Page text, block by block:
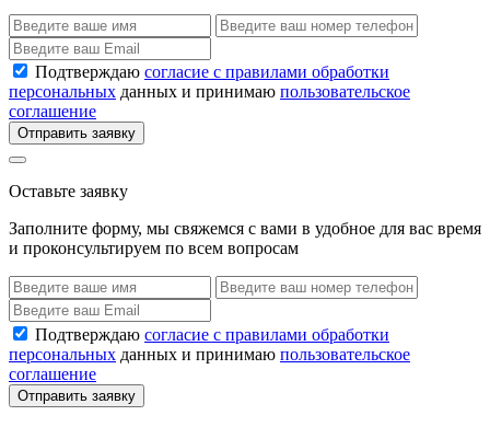
Подтверждаю согласие с правилами обработки
персональных данных и принимаю пользовательское
соглашение
Отправить заявку
Оставьте заявку
Заполните форму, мы свяжемся с вами в удобное для вас время
и проконсультируем по всем вопросам
Подтверждаю согласие с правилами обработки
персональных данных и принимаю пользовательское
соглашение
Отправить заявку